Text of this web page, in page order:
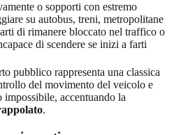
o sopporti con estremo
su autobus, treni, metropolitane
di rimanere bloccato nel traffico o
di scendere se inizi a farti
pubblico rappresenta una classica
del movimento del veicolo e
impossibile, accentuando la
.